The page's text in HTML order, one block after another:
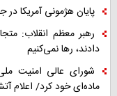
پایان هژمونی آمریکا در
رهبر معظم انقلاب:
دادند، رها نمی‌کنیم
ماده‌ای خود کرد/ اعلام آتش